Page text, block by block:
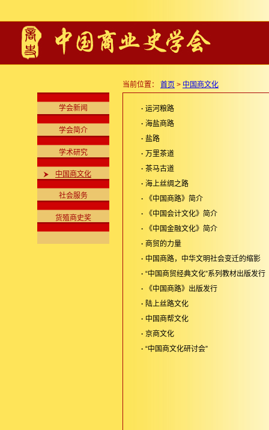
学会新闻
学会简介
学术研究
中国商文化
社会服务
货殖商史奖
当前位置： 首页 > 中国商文化
· 运河粮路
· 海盐商路
· 盐路
· 万里茶道
· 茶马古道
· 海上丝绸之路
· 《中国商路》简介
· 《中国会计文化》简介
· 《中国金融文化》简介
· 商贸的力量
· 中国商路，中华文明社会变迁的缩影
· “中国商贸经典文化”系列教材出版发行
· 《中国商路》出版发行
· 陆上丝路文化
· 中国商帮文化
· 京商文化
· “中国商文化研讨会”